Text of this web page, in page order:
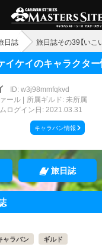
日誌
イケイのキャラクタ
ID: w3j98mmfqkvd
ール
所属ギルド: 未所属
ログイン日: 2021.03.31
キャラバン情報
旅日誌
ャラバン ギルド